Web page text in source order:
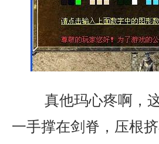
真他玛心疼啊，
一手撑在剑脊，压根